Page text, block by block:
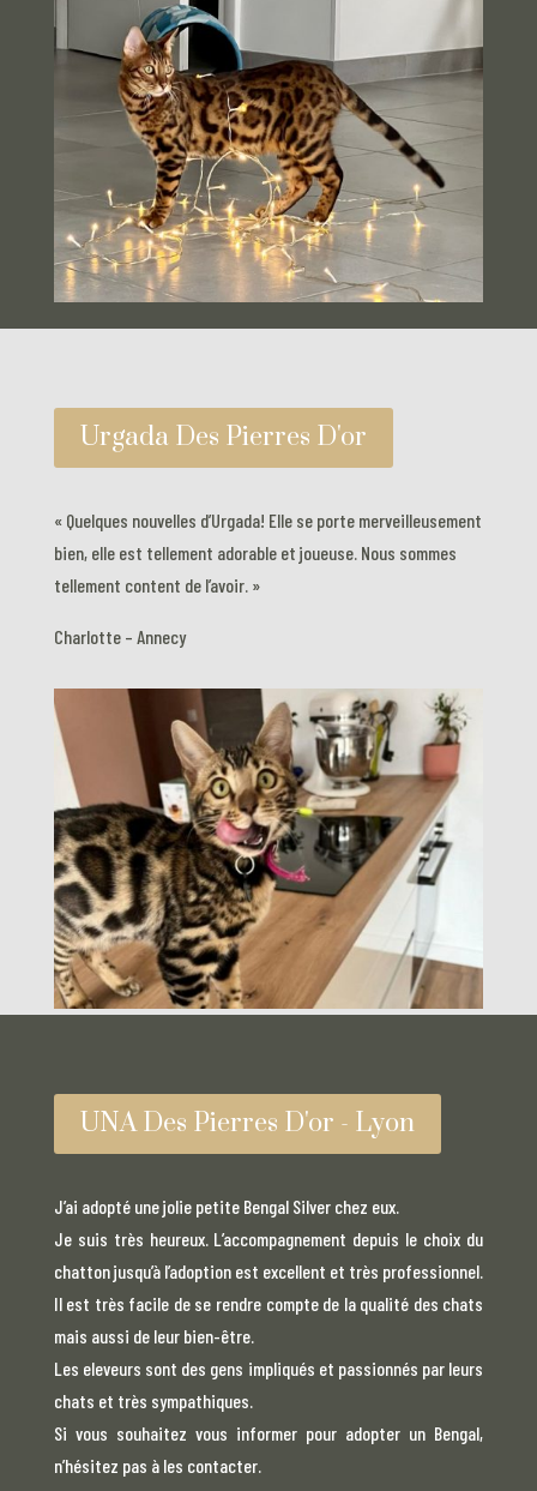
Urgada Des Pierres D'or
« Quelques nouvelles d’Urgada! Elle se porte merveilleusement
bien, elle est tellement adorable et joueuse. Nous sommes
tellement content de l’avoir. »
Charlotte – Annecy
UNA Des Pierres D'or - Lyon
J’ai adopté une jolie petite Bengal Silver chez eux.
Je suis très heureux. L’accompagnement depuis le choix du
chatton jusqu’à l’adoption est excellent et très professionnel.
Il est très facile de se rendre compte de la qualité des chats
mais aussi de leur bien-être.
Les eleveurs sont des gens impliqués et passionnés par leurs
chats et très sympathiques.
Si vous souhaitez vous informer pour adopter un Bengal,
n’hésitez pas à les contacter.